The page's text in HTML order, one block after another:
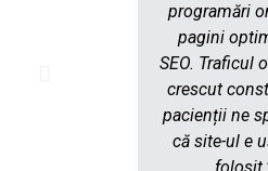
programări
pagini
SEO. Traficul
crescut
pacienții ne
că site-ul e